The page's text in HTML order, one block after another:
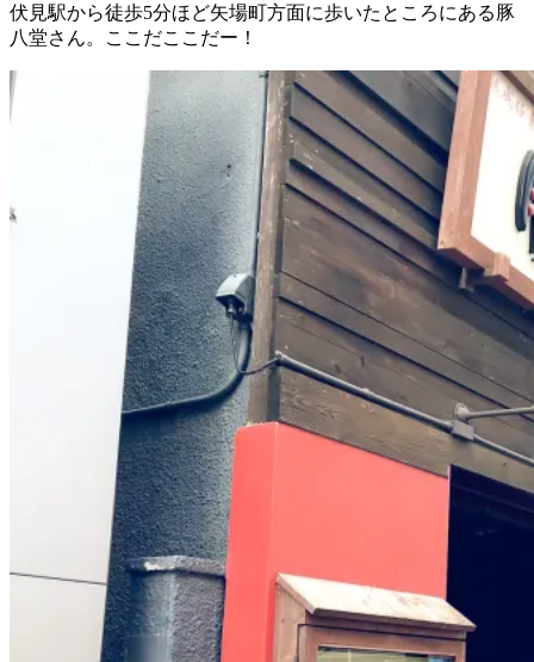
伏見駅から徒歩5分ほど矢場町方面に歩いたところにある豚
八堂さん。ここだここだー！